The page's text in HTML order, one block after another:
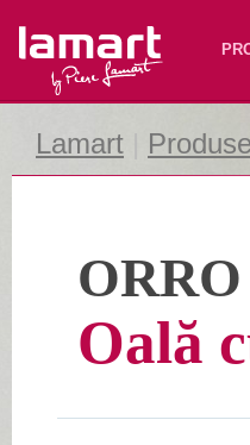
Lamart
Lamart Produse
ORRO
Oală